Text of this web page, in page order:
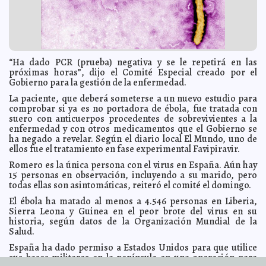
para Gente Grande Elena Martin
2014-10-20 21:52:24 Escena Yucateca cautiva en el Centro Histórico
2014-10-20 06:10:21 El Vaticano no debe temer a cambios: El Papa Jorge
Armando León Borges
2014-10-20 06:08:28 ¿Qué comer si tienes cáncer de seno? Eduardo Ignacio
Ramos Pérez
Bono revela por qué usa lentes oscuros
Eduardo Ignacio
Ramos Pérez
2014-10-20 06:03:28 Trudy causará lluvias en 29 estados Claudia Sofía Gómez
Infante
2014-10-20 06:01:09 Murray gana el Abierto de Viena Claudia Sofía Gómez Infante
2014-10-20 05:59:46 Mozilla te permitirá realizar llamadas de voz y vídeo
Carmen Alicia Briceño Sánchez
2014-10-20 05:57:05 La próxima semana presentan propuesta del salario
mínimo Claudia Sofía Gómez Infante
2014-10-20 05:54:29 Nigeria es declarada libre de ébola Eduardo Ignacio Ramos
Pérez
2014-10-20 05:53:08 Seguirán las lluvias en México Carmen Alicia Briceño Sánchez
Juliette Binoche sorprende con su sencillez al Festival
de Morelia Eduardo Ignacio Ramos Pérez
“Ha dado PCR (prueba) negativa y se le repetirá en las
próximas horas”, dijo el Comité Especial creado por el
Gobierno para la gestión de la enfermedad.
La paciente, que deberá someterse a un nuevo estudio para
comprobar si ya es no portadora de ébola, fue tratada con
suero con anticuerpos procedentes de sobrevivientes a la
enfermedad y con otros medicamentos que el Gobierno se
ha negado a revelar. Según el diario local El Mundo, uno de
ellos fue el tratamiento en fase experimental Favipiravir.
Romero es la única persona con el virus en España. Aún hay
15 personas en observación, incluyendo a su marido, pero
todas ellas son asintomáticas, reiteró el comité el domingo.
El ébola ha matado al menos a 4.546 personas en Liberia,
Sierra Leona y Guinea en el peor brote del virus en su
historia, según datos de la Organización Mundial de la
Salud.
España ha dado permiso a Estados Unidos para que utilice
sus bases militares en la península en una operación para